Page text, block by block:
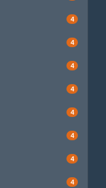
4
4
4
4
4
4
4
4